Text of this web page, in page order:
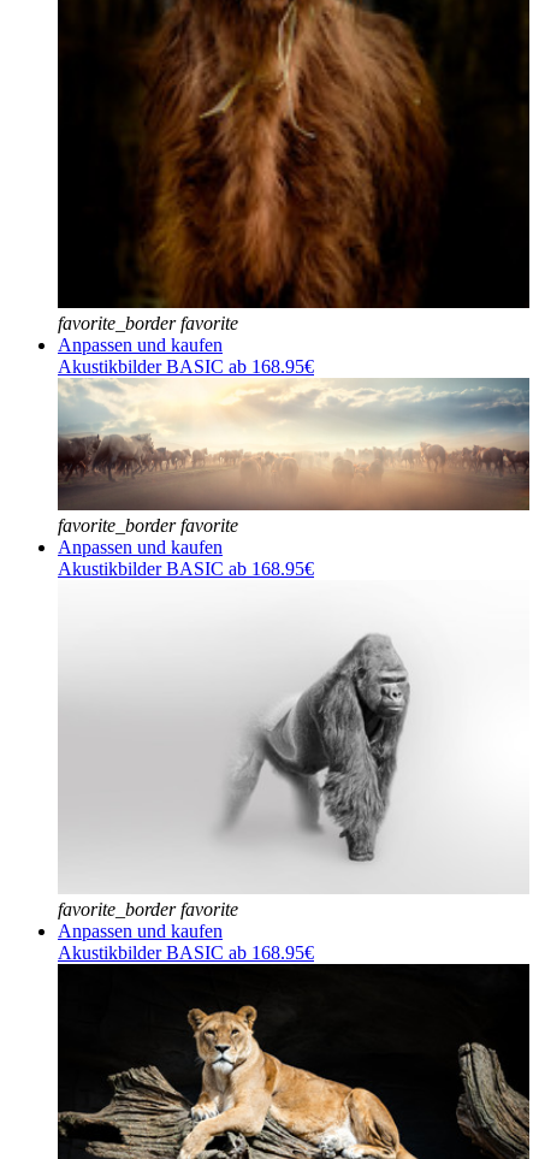
favorite_border favorite
Anpassen und kaufen
Akustikbilder BASIC ab 168.95€
favorite_border favorite
Anpassen und kaufen
Akustikbilder BASIC ab 168.95€
favorite_border favorite
Anpassen und kaufen
Akustikbilder BASIC ab 168.95€